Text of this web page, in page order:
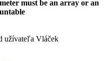
must be an array or an
užívateľa Vláček